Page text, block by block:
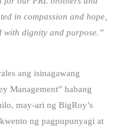
in compassion and hope,
with dignity and purpose.”
ang isinagawang
Management” habang
may-ari ng BigRoy’s
ng pagpupunyagi at